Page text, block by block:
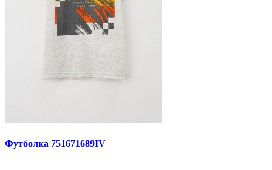
Футболка 751671689IV
..